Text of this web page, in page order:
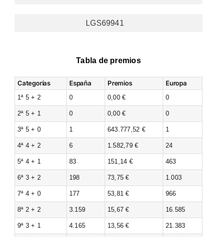
LGS69941
Tabla de premios
Categorías España Premios Europa
1ª 5 + 2 0 0,00 € 0
2ª 5 + 1 0 0,00 € 0
3ª 5 + 0 1 643.777,52 € 1
4ª 4 + 2 6 1.582,79 € 24
5ª 4 + 1 83 151,14 € 463
6ª 3 + 2 198 73,75 € 1.003
7ª 4 + 0 177 53,81 € 966
8ª 2 + 2 3.159 15,67 € 16.585
9ª 3 + 1 4.165 13,56 € 21.383